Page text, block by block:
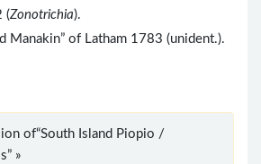
(Zonotrichia).
Manakin” of Latham 1783 (unident.).
of“South Island Piopio /
»